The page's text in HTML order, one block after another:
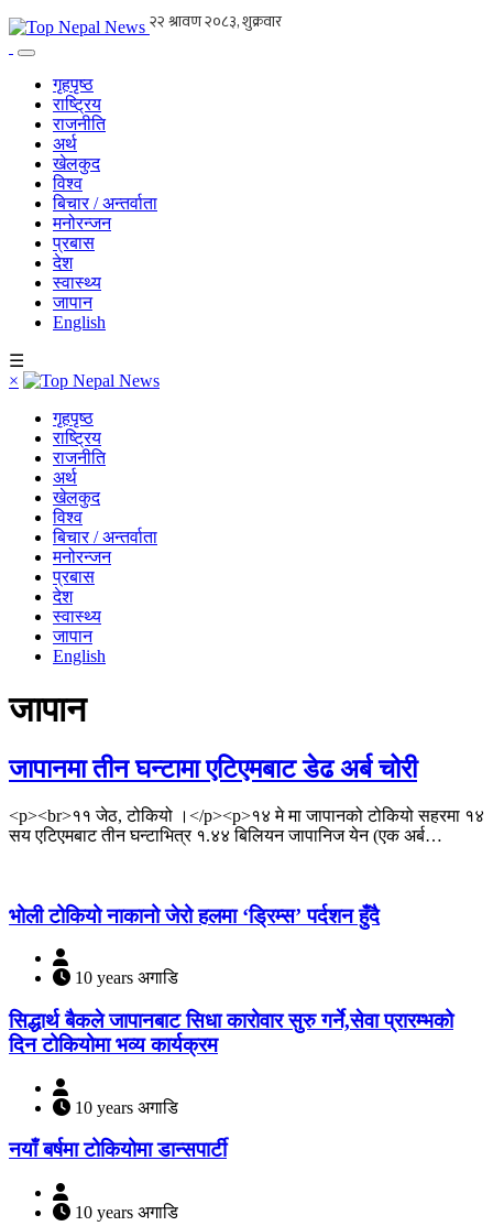
गृहपृष्ठ
राष्ट्रिय
राजनीति
अर्थ
खेलकुद
विश्व
बिचार / अन्तर्वाता
मनोरन्जन
प्रबास
देश
स्वास्थ्य
जापान
English
☰
×
गृहपृष्ठ
राष्ट्रिय
राजनीति
अर्थ
खेलकुद
विश्व
बिचार / अन्तर्वाता
मनोरन्जन
प्रबास
देश
स्वास्थ्य
जापान
English
जापान
जापानमा तीन घन्टामा एटिएमबाट डेढ अर्ब चोरी
<p><br>११ जेठ, टोकियो ।</p><p>१४ मे मा जापानको टोकियो सहरमा १४
सय एटिएमबाट तीन घन्टाभित्र १.४४ बिलियन जापानिज येन (एक अर्ब…
भोली टोकियो नाकानो जेरो हलमा ‘ड्रिम्स’ पर्दशन हुँदै
10 years अगाडि
सिद्धार्थ बैकले जापानबाट सिधा कारोवार सुरु गर्ने,सेवा प्रारम्भको
दिन टोकियोमा भव्य कार्यक्रम
10 years अगाडि
नयाँ बर्षमा टोकियोमा डान्सपार्टी
10 years अगाडि